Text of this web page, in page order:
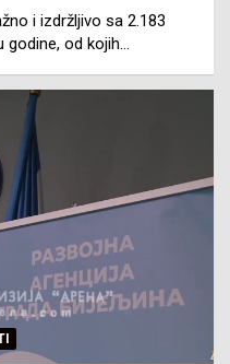
i izdržljivo sa 2.183
godine, od kojih…